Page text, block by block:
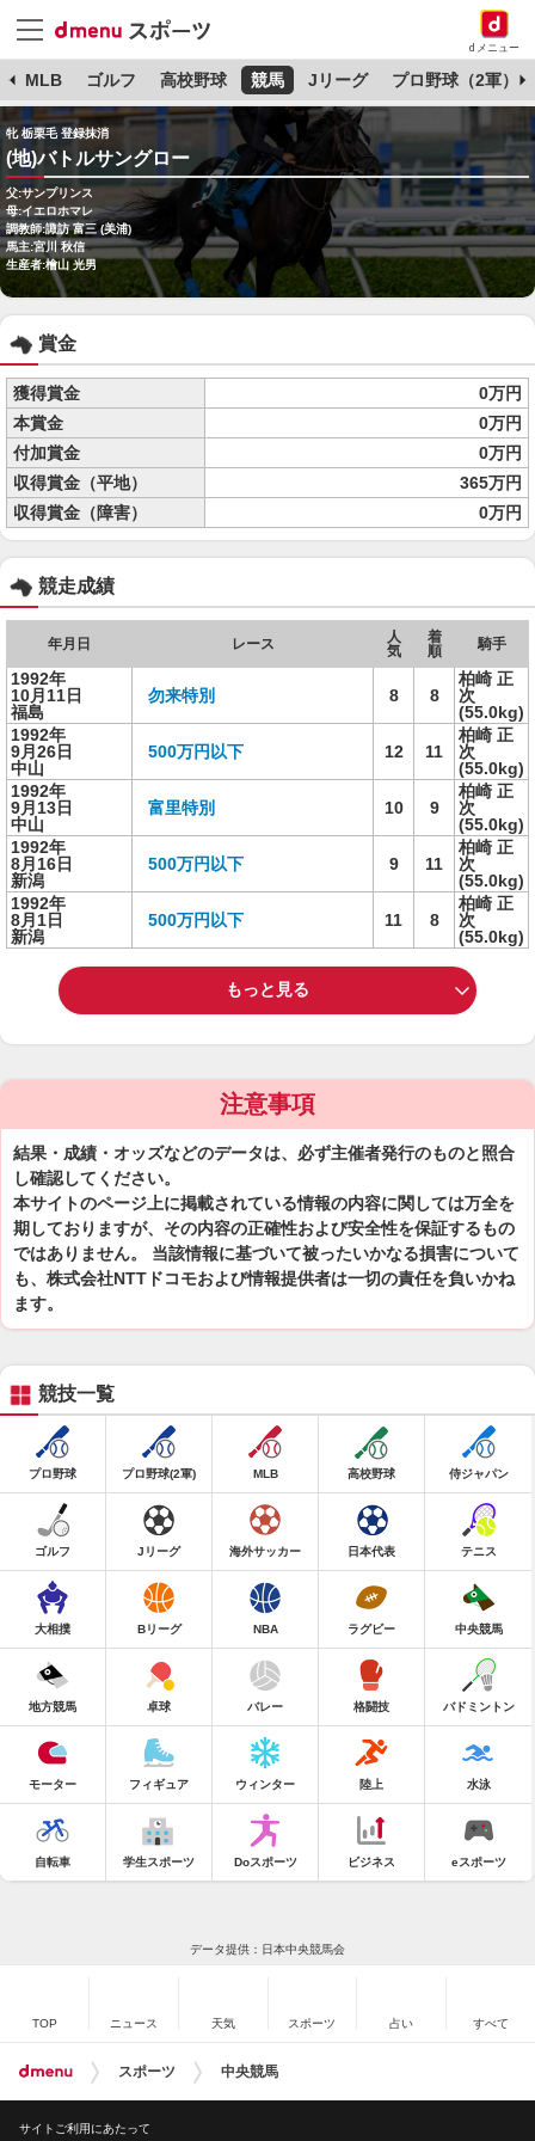
dメニュー
MLB ゴルフ 高校野球 競馬 Jリーグ プロ野球（2軍）
牝 栃栗毛 登録抹消
(地)バトルサングロー
父:サンプリンス
母:イエロホマレ
調教師:諏訪 富三 (美浦)
馬主:宮川 秋信
生産者:檜山 光男
賞金
獲得賞金
0万円
本賞金
0万円
付加賞金
0万円
収得賞金（平地）
365万円
収得賞金（障害）
0万円
競走成績
年月日 レース
人
気
着
順
騎手
1992年
10月11日
福島
勿来特別 8 8
柏崎 正
次
(55.0kg)
1992年
9月26日
中山
500万円以下 12 11
柏崎 正
次
(55.0kg)
1992年
9月13日
中山
富里特別 10 9
柏崎 正
次
(55.0kg)
1992年
8月16日
新潟
500万円以下 9 11
柏崎 正
次
(55.0kg)
1992年
8月1日
新潟
500万円以下 11 8
柏崎 正
次
(55.0kg)
もっと見る
注意事項
結果・成績・オッズなどのデータは、必ず主催者発行のものと照合
し確認してください。
本サイトのページ上に掲載されている情報の内容に関しては万全を
期しておりますが、その内容の正確性および安全性を保証するもの
ではありません。 当該情報に基づいて被ったいかなる損害について
も、株式会社NTTドコモおよび情報提供者は一切の責任を負いかね
ます。
競技一覧
プロ野球 プロ野球(2軍) MLB 高校野球 侍ジャパン
ゴルフ Jリーグ 海外サッカー 日本代表 テニス
大相撲 Bリーグ NBA ラグビー 中央競馬
地方競馬 卓球 バレー 格闘技 バドミントン
モーター フィギュア ウィンター 陸上 水泳
自転車 学生スポーツ Doスポーツ ビジネス eスポーツ
データ提供：日本中央競馬会
TOP ニュース 天気 スポーツ 占い すべて
スポーツ 中央競馬
サイトご利用にあたって